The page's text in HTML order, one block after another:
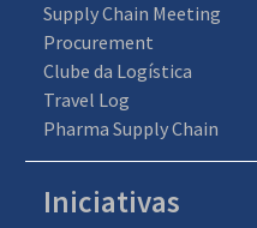
Supply Chain Meeting
Procurement
Clube da Logística
Travel Log
Pharma Supply Chain
Iniciativas